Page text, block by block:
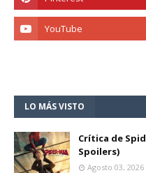
LO MÁS VISTO
Crítica de
Spoilers)
Agosto 03, 2026